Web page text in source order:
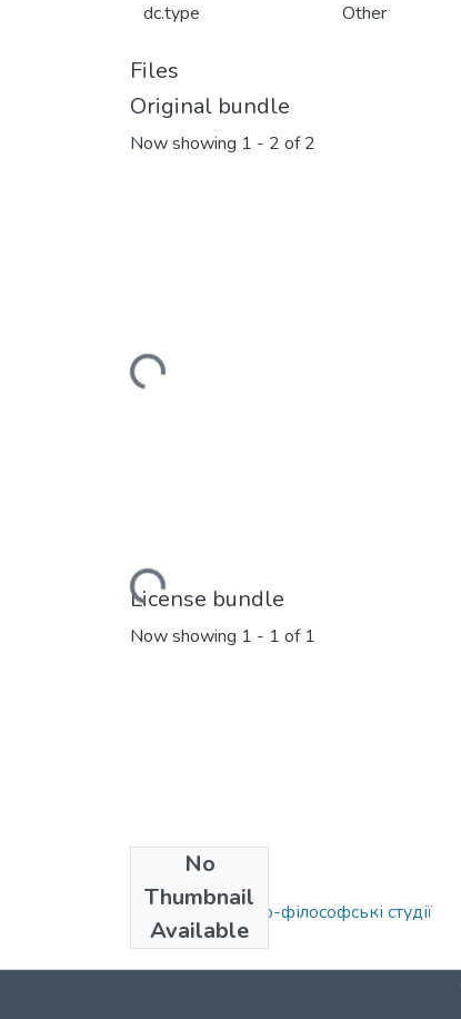
dc.type Other
Files
Original bundle
Now showing 1 - 2 of 2
Loading...
Loading...
License bundle
Now showing 1 - 1 of 1
No
Thumbnail
Available
Collections
Вип. 09. Історико-філософські студії